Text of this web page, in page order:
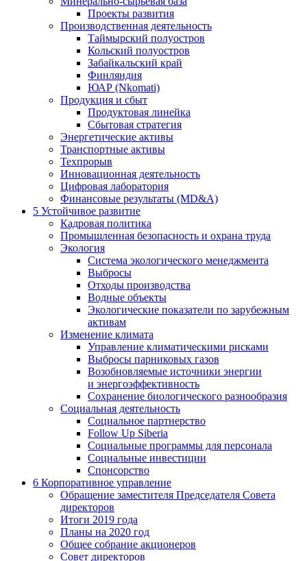
Проекты развития
Производственная деятельность
Таймырский полуостров
Кольский полуостров
Забайкальский край
Финляндия
ЮАР (Nkomati)
Продукция и сбыт
Продуктовая линейка
Сбытовая стратегия
Энергетические активы
Транспортные активы
Техпрорыв
Инновационная деятельность
Цифровая лаборатория
Финансовые результаты (MD&A)
5 Устойчивое развитие
Кадровая политика
Промышленная безопасность и охрана труда
Экология
Система экологического менеджмента
Выбросы
Отходы производства
Водные объекты
Экологические показатели по зарубежным
активам
Изменение климата
Управление климатическими рисками
Выбросы парниковых газов
Возобновляемые источники энергии
и энергоэффективность
Сохранение биологического разнообразия
Социальная деятельность
Социальное партнерство
Follow Up Siberia
Социальные программы для персонала
Социальные инвестиции
Спонсорство
6 Корпоративное управление
Обращение заместителя Председателя Совета
директоров
Итоги 2019 года
Планы на 2020 год
Общее собрание акционеров
Совет директоров